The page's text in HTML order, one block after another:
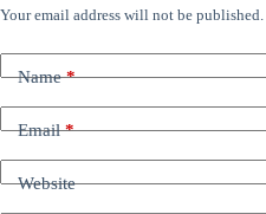
Your email address will not be published.
Name*
Email*
Website